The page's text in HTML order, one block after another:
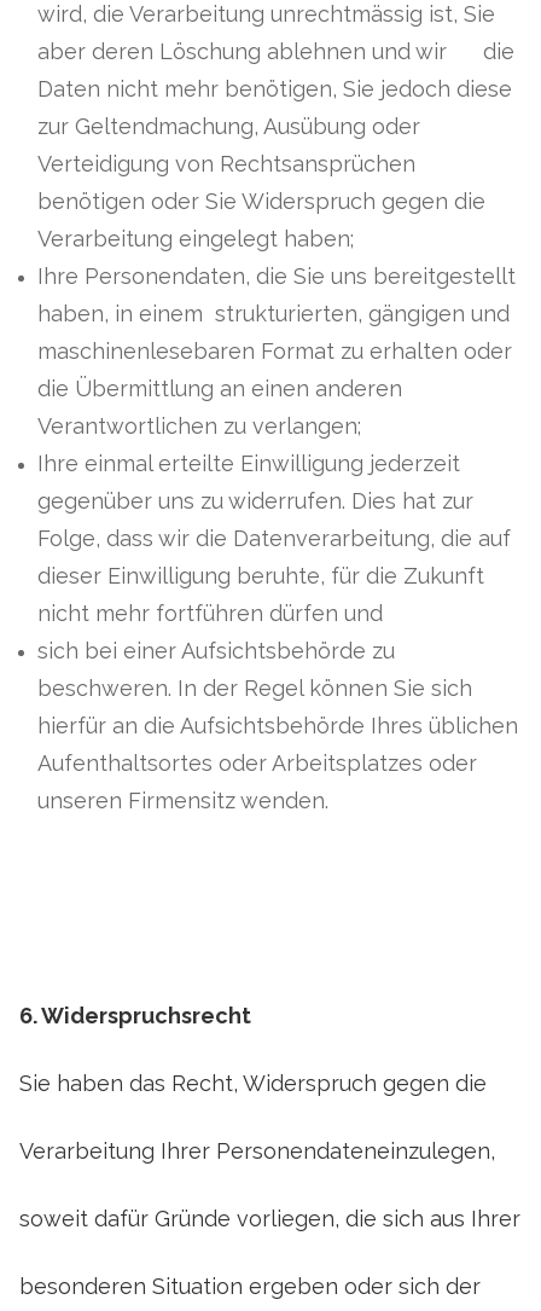
wird, die Verarbeitung unrechtmässig ist, Sie
aber deren Löschung ablehnen und wir die
Daten nicht mehr benötigen, Sie jedoch diese
zur Geltendmachung, Ausübung oder
Verteidigung von Rechtsansprüchen
benötigen oder Sie Widerspruch gegen die
Verarbeitung eingelegt haben;
Ihre Personendaten, die Sie uns bereitgestellt
haben, in einem strukturierten, gängigen und
maschinenlesebaren Format zu erhalten oder
die Übermittlung an einen anderen
Verantwortlichen zu verlangen;
Ihre einmal erteilte Einwilligung jederzeit
gegenüber uns zu widerrufen. Dies hat zur
Folge, dass wir die Datenverarbeitung, die auf
dieser Einwilligung beruhte, für die Zukunft
nicht mehr fortführen dürfen und
sich bei einer Aufsichtsbehörde zu
beschweren. In der Regel können Sie sich
hierfür an die Aufsichtsbehörde Ihres üblichen
Aufenthaltsortes oder Arbeitsplatzes oder
unseren Firmensitz wenden.
6. Widerspruchsrecht
Sie haben das Recht, Widerspruch gegen die
Verarbeitung Ihrer Personendateneinzulegen,
soweit dafür Gründe vorliegen, die sich aus Ihrer
besonderen Situation ergeben oder sich der